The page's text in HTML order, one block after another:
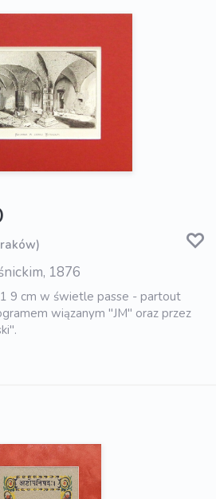
1876
9 cm w świetle passe - partout
wiązanym "JM" oraz przez